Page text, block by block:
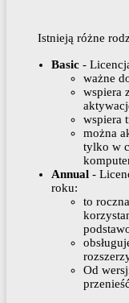
Istnieją różne
Basic -
ważne
wspiera
wspiera
można
tylko w
Annual -
roku:
to
Od